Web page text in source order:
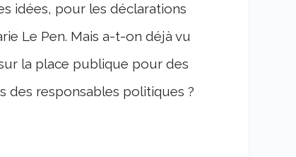
idées, pour les déclarations
Le Pen. Mais a-t-on déjà vu
la place publique pour des
des responsables politiques ?